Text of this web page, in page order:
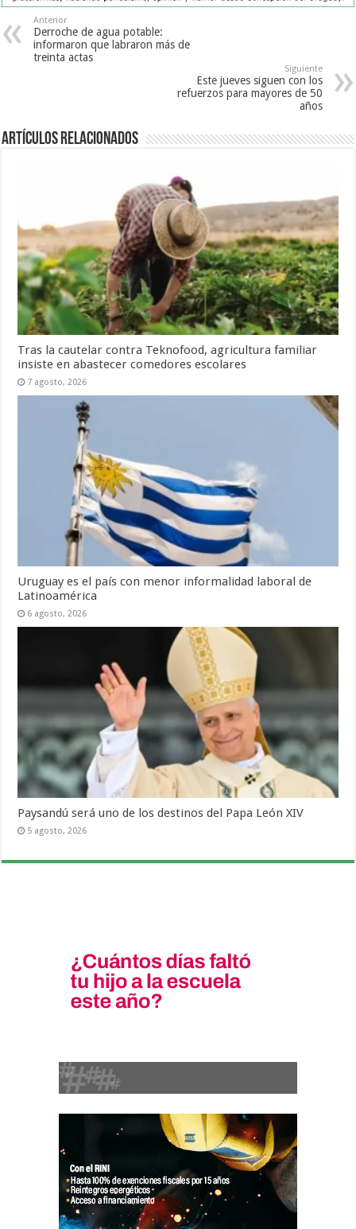
Anterior
Derroche de agua potable:
informaron que labraron más de
treinta actas
Siguiente
Este jueves siguen con los
refuerzos para mayores de 50
años
Artículos Relacionados
Tras la cautelar contra Teknofood, agricultura familiar
insiste en abastecer comedores escolares
7 agosto, 2026
Uruguay es el país con menor informalidad laboral de
Latinoamérica
6 agosto, 2026
Paysandú será uno de los destinos del Papa León XIV
5 agosto, 2026